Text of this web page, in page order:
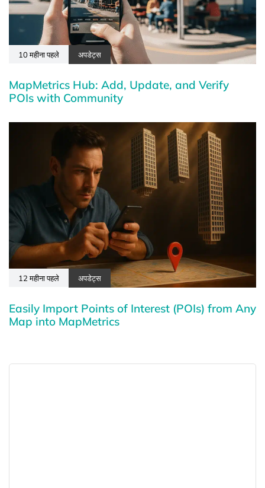
10 महीना पहले अपडेट्स
MapMetrics Hub: Add, Update, and Verify
POIs with Community
12 महीना पहले अपडेट्स
Easily Import Points of Interest (POIs) from Any
Map into MapMetrics